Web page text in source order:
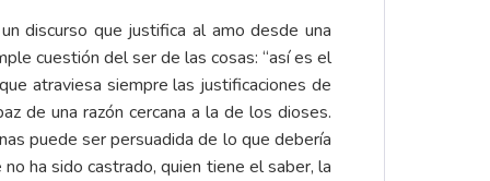
discurso que justifica al amo desde una
cuestión del ser de las cosas: “así es el
atraviesa siempre las justificaciones de
de una razón cercana a la de los dioses.
puede ser persuadida de lo que debería
ha sido castrado, quien tiene el saber, la